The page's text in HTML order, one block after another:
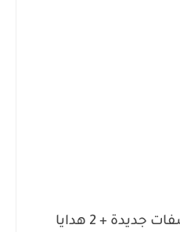
بوكس اقتصادي بمواصفات جديدة + 2 هدايا